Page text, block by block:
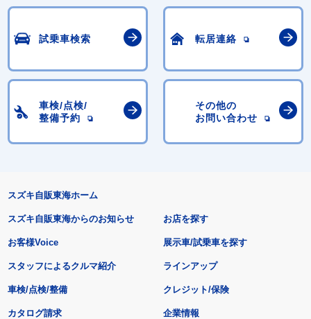
試乗車検索 転居連絡
車検/点検/
整備予約
その他の
お問い合わせ
スズキ自販東海ホーム
スズキ自販東海からのお知らせ
お客様Voice
スタッフによるクルマ紹介
お店を探す
展示車/試乗車を探す
ラインアップ
車検/点検/整備 クレジット/保険
カタログ請求 企業情報